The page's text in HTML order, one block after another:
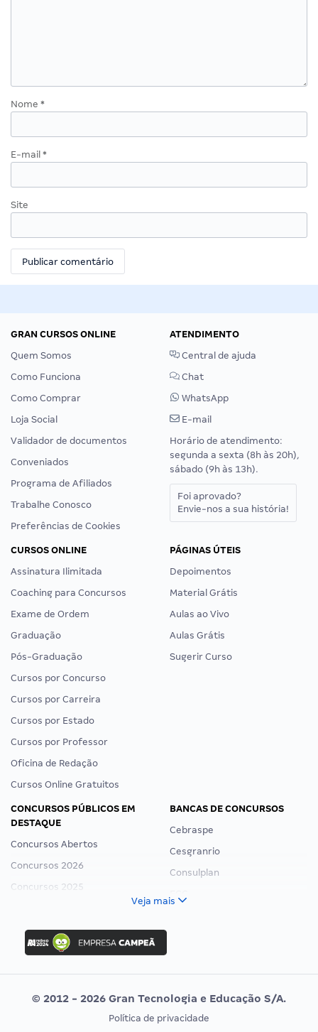
Nome *
E-mail *
Site
GRAN CURSOS ONLINE
Quem Somos
Como Funciona
Como Comprar
Loja Social
Validador de documentos
Conveniados
Programa de Afiliados
Trabalhe Conosco
Preferências de Cookies
ATENDIMENTO
Central de ajuda
Chat
WhatsApp
E-mail
Horário de atendimento:
segunda a sexta (8h às 20h),
sábado (9h às 13h).
Foi aprovado?
Envie-nos a sua história!
CURSOS ONLINE
Assinatura Ilimitada
Coaching para Concursos
Exame de Ordem
Graduação
Pós-Graduação
Cursos por Concurso
Cursos por Carreira
Cursos por Estado
Cursos por Professor
Oficina de Redação
Cursos Online Gratuitos
PÁGINAS ÚTEIS
Depoimentos
Material Grátis
Aulas ao Vivo
Aulas Grátis
Sugerir Curso
CONCURSOS PÚBLICOS EM
DESTAQUE
Concursos Abertos
Concursos 2026
Concursos 2025
Concurso Nacional Unificado
Concurso Ibama
Concurso MPU
Editais publicados
BANCAS DE CONCURSOS
Cebraspe
Cesgranrio
Consulplan
Vunesp
CONCURSOS POR PROFISSÃO EXAME DE ORDEM
Veja mais
© 2012 - 2026 Gran Tecnologia e Educação S/A.
Política de privacidade